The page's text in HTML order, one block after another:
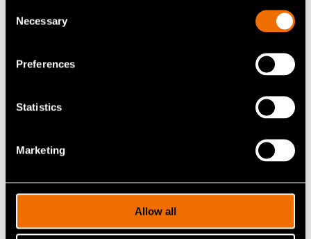
Selection
Necessary
Preferences
Statistics
Marketing
Allow all
Lisää uutisia ja tarinoita